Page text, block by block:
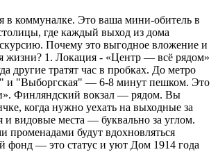
в коммуналке. Это ваша мини-обитель в
где каждый выход из дома
Почему это выгодное вложение и
жизни? 1. Локация - «Центр — всё рядом»
другие тратят час в пробках. До метро
и "Выборгская" — 6-8 минут пешком. Это
Финляндский вокзал — рядом. Вы
когда нужно уехать на выходные за
и видовые места — буквально за углом.
будут вдохновляться
фонд — это статус и уют Дом 1914 года